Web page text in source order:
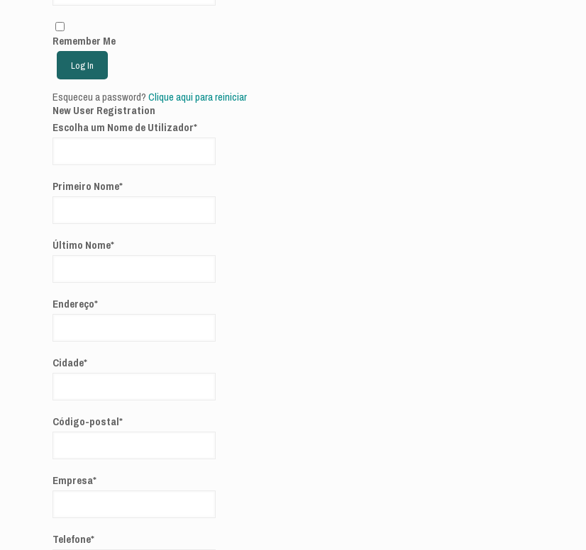
Remember Me
Esqueceu a password?Clique aqui para reiniciar
New User Registration
Escolha um Nome de Utilizador*
Primeiro Nome*
Último Nome*
Endereço*
Cidade*
Código-postal*
Empresa*
Telefone*